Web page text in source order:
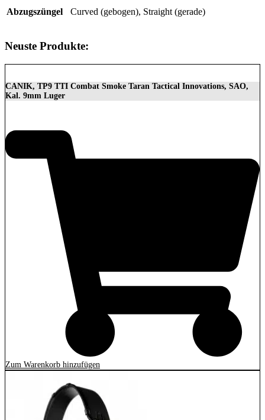
Abzugszüngel Curved (gebogen), Straight (gerade)
Neuste Produkte:
CANIK, TP9 TTI Combat Smoke Taran Tactical Innovations, SAO,
Kal. 9mm Luger
Zum Warenkorb hinzufügen